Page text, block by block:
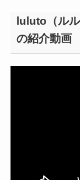
luluto（ル
の紹介動画